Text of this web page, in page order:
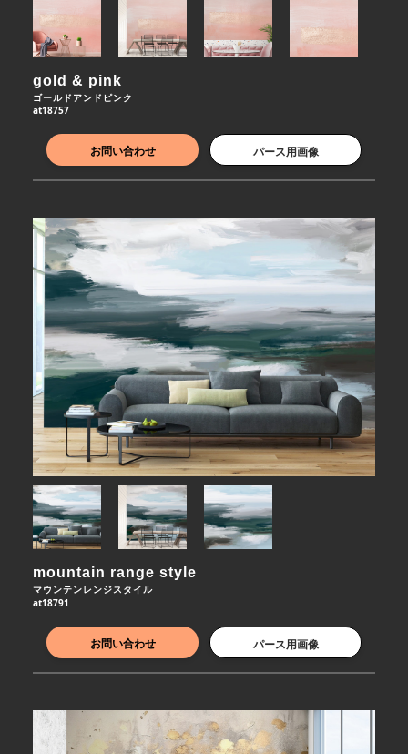
gold & pink
ゴールドアンドピンク
at18757
お問い合わせ パース用画像
mountain range style
マウンテンレンジスタイル
at18791
お問い合わせ パース用画像